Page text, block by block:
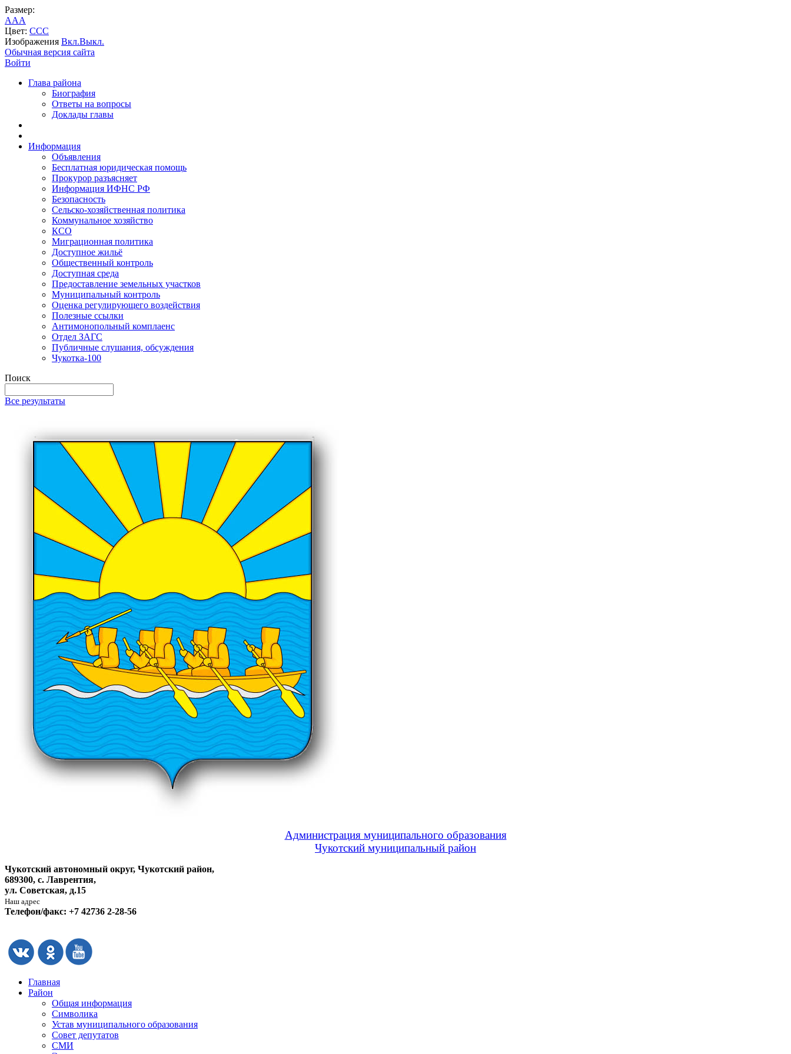
Размер:
AAA
Цвет: CCC
Изображения Вкл.Выкл.
Обычная версия сайта
Войти
Глава района
Биография
Ответы на вопросы
Доклады главы
Информация
Объявления
Бесплатная юридическая помощь
Прокурор разъясняет
Информация ИФНС РФ
Безопасность
Сельско-хозяйственная политика
Коммунальное хозяйство
КСО
Миграционная политика
Доступное жильё
Общественный контроль
Доступная среда
Предоставление земельных участков
Муниципальный контроль
Оценка регулирующего воздействия
Полезные ссылки
Антимонопольный комплаенс
Отдел ЗАГС
Публичные слушания, обсуждения
Чукотка-100
Поиск
Все результаты
Администрация муниципального образования
Чукотский муниципальный район
Чукотский автономный округ, Чукотский район,
689300, с. Лаврентия,
ул. Советская, д.15
Наш адрес
Телефон/факс: +7 42736 2-28-56
Главная
Район
Общая информация
Символика
Устав муниципального образования
Совет депутатов
СМИ